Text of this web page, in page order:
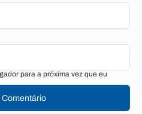
para a próxima vez que eu
Comentário